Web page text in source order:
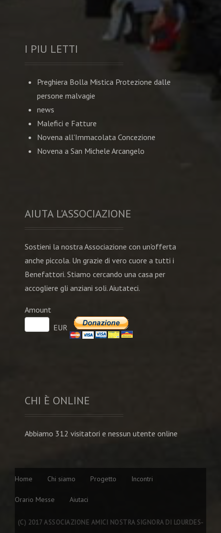
I PIU LETTI
Preghiera Bolla Mistica Protezione dalle
persone malvagie
news
Malefici e Fatture
Novena all'Immacolata Concezione
Novena a San Michele Arcangelo
AIUTA L'ASSOCIAZIONE
Sostieni la nostra Associazione con un'offerta
anche piccola. Un grazie di vero cuore a tutti i
Benefattori. Stiamo cercando una casa per
accogliere gli anziani soli. Aiutateci.
Amount
EUR
CHI È ONLINE
Abbiamo 312 visitatori e nessun utente online
Home Chi siamo Progetto Incontri
Orario Messe Aiutaci
(C) 2017 ASSOCIAZIONE AMICI NOSTRA SIGNORA DI LOURDES-